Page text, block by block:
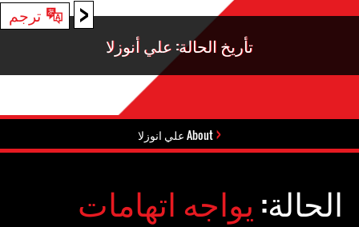
< ترجم
تأريخ الحالة: علي أنوزلا
About علي انوزلا
الحالة: يواجه اتهامات